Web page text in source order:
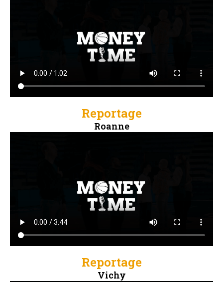
Reportage
Roanne
Reportage
Vichy